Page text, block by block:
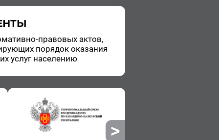
пра­во­вых актов,
по­ря­док ока­за­ния
услуг на­се­ле­нию